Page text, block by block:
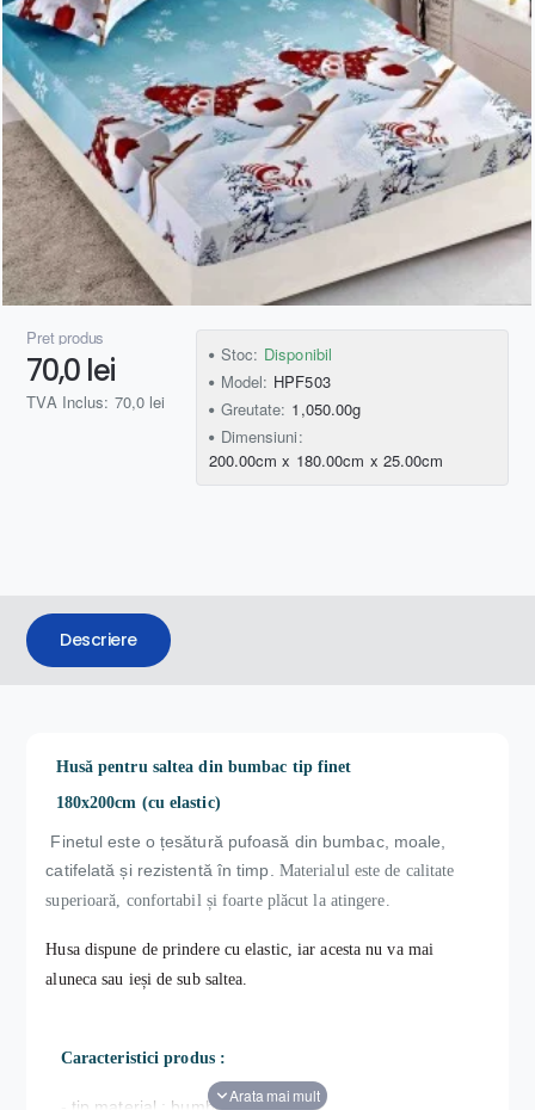
Preț produs
70,0 lei
TVA Inclus: 70,0 lei
Stoc: Disponibil
Model: HPF503
Greutate: 1,050.00g
Dimensiuni:
200.00cm x 180.00cm x 25.00cm
Descriere
Husă pentru saltea din bumbac tip finet
180x200cm (cu elastic)
Finetul este o țesătură pufoasă din bumbac, moale,
catifelată și rezistentă în timp. Materialul este de calitate
superioară, confortabil și foarte plăcut la atingere.
Husa dispune de prindere cu elastic, iar acesta nu va mai
aluneca sau ieși de sub saltea.
Caracteristici produs :